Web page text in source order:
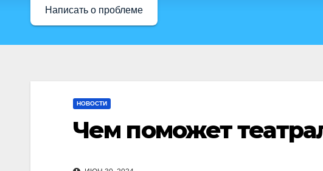
Написать о проблеме
НОВОСТИ
Чем поможет